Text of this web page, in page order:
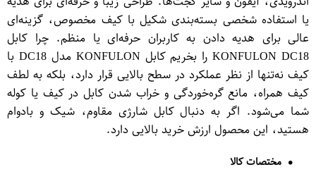
یا استفاده شخصی بسته‌بندی شکیل با کیف مخصوص، گزینه‌ای
عالی برای هدیه دادن به کاربران حرفه‌ای یا منظم. چرا کابل
KONFULON DC18 را بخریم کابل KONFULON مدل DC18 با
کیف نه‌تنها از نظر عملکرد در سطح بالایی قرار دارد، بلکه به لطف
کیف همراه، مانع گره‌خوردگی و خراب شدن کابل در کیف یا کوله
شما می‌شود. اگر به دنبال کابل شارژی مقاوم، شیک و بادوام
هستید، این محصول ارزش خرید بالایی دارد.
مختصات کالا